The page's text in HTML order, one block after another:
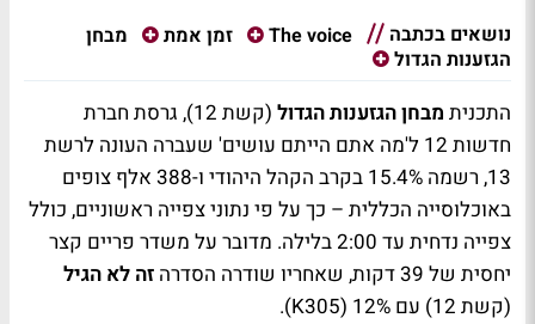
נושאים בכתבה The voice זמן אמת
מבחן
הגזענות הגדול
התכנית מבחן הגזענות הגדול
(קשת 12), גרסת חברת
חדשות 12 ל'מה אתם הייתם עושים' שעברה העונה לרשת
13, רשמה 15.4% בקרב הקהל היהודי ו-388 אלף צופים
באוכלוסייה הכללית – כך על פי נתוני צפייה ראשוניים, כולל
צפייה נדחית עד 2:00 בלילה. מדובר על משדר פריים קצר
יחסית של 39 דקות, שאחריו שודרה הסדרה
זה לא הגיל
(קשת 12) עם 12% (305
K
).